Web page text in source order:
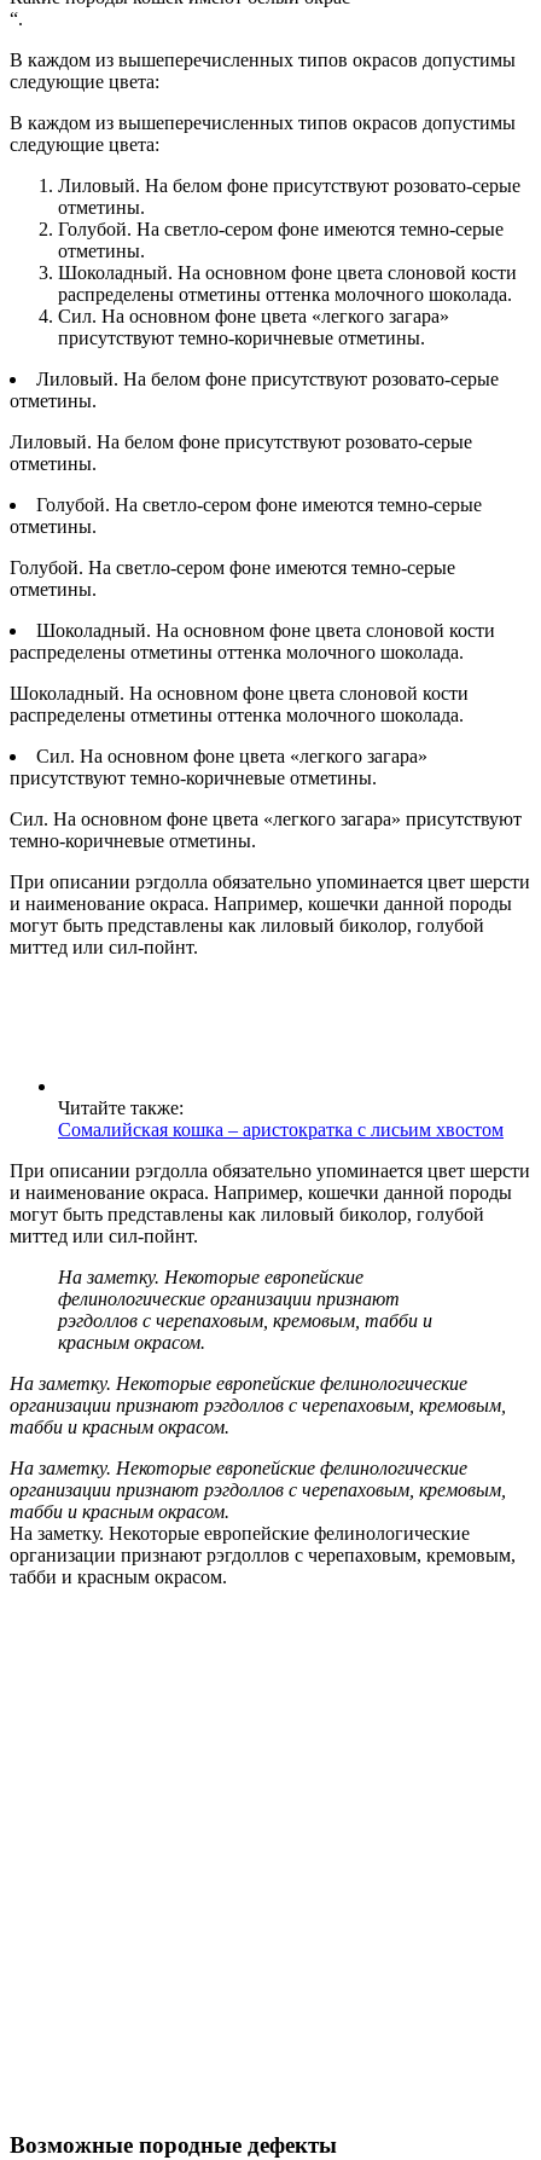
“.
В каждом из вышеперечисленных типов окрасов допустимы
следующие цвета:
В каждом из вышеперечисленных типов окрасов допустимы
следующие цвета:
Лиловый. На белом фоне присутствуют розовато-серые
отметины.
Голубой. На светло-сером фоне имеются темно-серые
отметины.
Шоколадный. На основном фоне цвета слоновой кости
распределены отметины оттенка молочного шоколада.
Сил. На основном фоне цвета «легкого загара»
присутствуют темно-коричневые отметины.
Лиловый. На белом фоне присутствуют розовато-серые
отметины.
Лиловый. На белом фоне присутствуют розовато-серые
отметины.
Голубой. На светло-сером фоне имеются темно-серые
отметины.
Голубой. На светло-сером фоне имеются темно-серые
отметины.
Шоколадный. На основном фоне цвета слоновой кости
распределены отметины оттенка молочного шоколада.
Шоколадный. На основном фоне цвета слоновой кости
распределены отметины оттенка молочного шоколада.
Сил. На основном фоне цвета «легкого загара»
присутствуют темно-коричневые отметины.
Сил. На основном фоне цвета «легкого загара» присутствуют
темно-коричневые отметины.
При описании рэгдолла обязательно упоминается цвет шерсти
и наименование окраса. Например, кошечки данной породы
могут быть представлены как лиловый биколор, голубой
миттед или сил-пойнт.
Читайте также:
Сомалийская кошка – аристократка с лисьим хвостом
При описании рэгдолла обязательно упоминается цвет шерсти
и наименование окраса. Например, кошечки данной породы
могут быть представлены как лиловый биколор, голубой
миттед или сил-пойнт.
На заметку. Некоторые европейские
фелинологические организации признают
рэгдоллов с черепаховым, кремовым, табби и
красным окрасом.
На заметку. Некоторые европейские фелинологические
организации признают рэгдоллов с черепаховым, кремовым,
табби и красным окрасом.
На заметку. Некоторые европейские фелинологические
организации признают рэгдоллов с черепаховым, кремовым,
табби и красным окрасом.
На заметку. Некоторые европейские фелинологические
организации признают рэгдоллов с черепаховым, кремовым,
табби и красным окрасом.
Возможные породные дефекты